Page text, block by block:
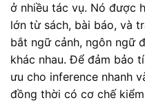
ở nhiều tác vụ. Nó được
lớn từ sách, bài báo, và
bắt ngữ cảnh, ngôn ngữ
khác nhau. Để đảm bảo
ưu cho inference nhanh
đồng thời có cơ chế